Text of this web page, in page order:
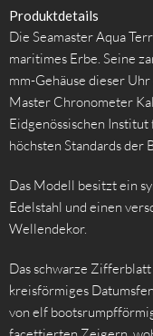
Produktdetails
Die Seamaster Aqua
maritimes Erbe. Seine
mm-Gehäuse dieser
Master Chronometer
Eidgenössischen
höchsten Standards der
Das Modell besitzt ein
Edelstahl und einen
Wellendekor.
Das schwarze
kreisförmiges
von elf